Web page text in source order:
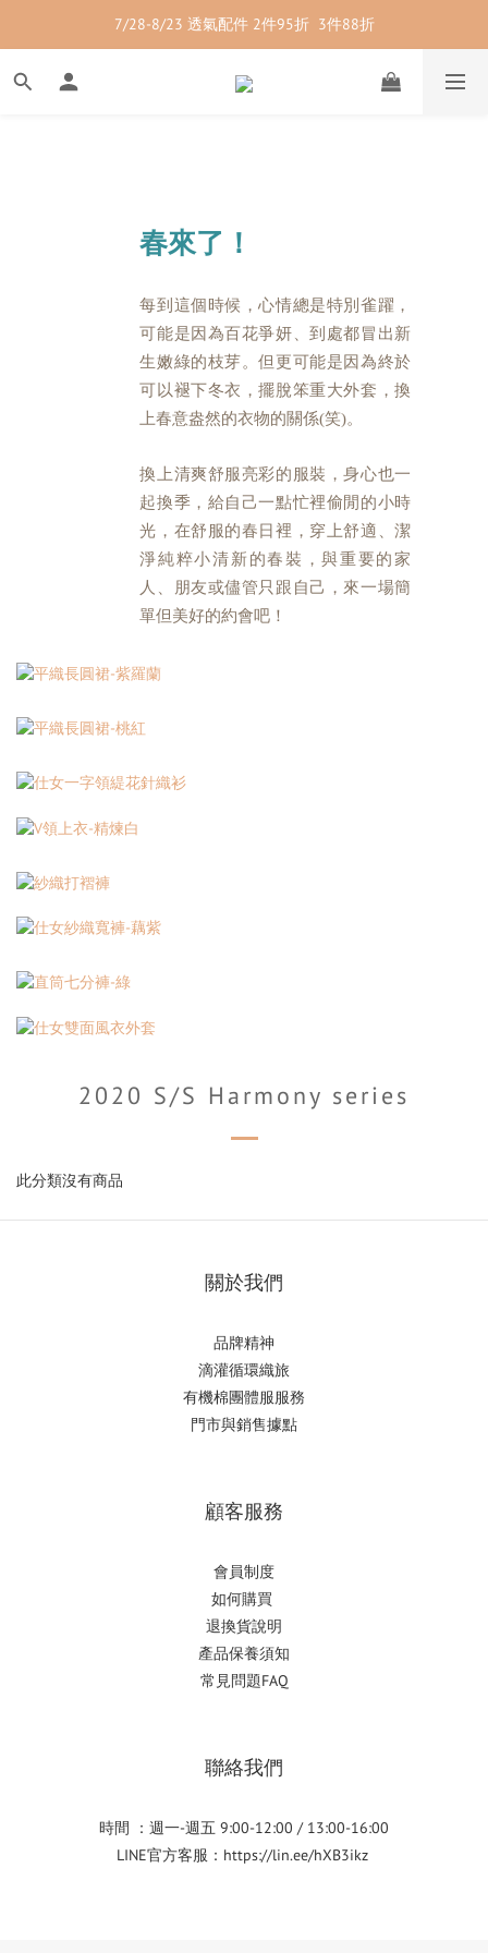
7/28-8/23 紳士內著 2件9折
7/28-8/23 透氣配件 2件95折  3件88折
7/28-8/23 紳士內著 2件9折
春來了！
每到這個時候，心情總是特別雀躍，
可能是因為百花爭妍、到處都冒出新
生嫩綠的枝芽。但更可能是因為終於
可以褪下冬衣，擺脫笨重大外套，換
上春意盎然的衣物的關係(笑)。
換上清爽舒服亮彩的服裝，身心也一
起換季， 給自己一點忙裡偷閒的小時
光，在舒服的春日裡，穿上舒適、潔
淨純粹小清新的春裝，與重要的家
人、朋友或儘管只跟自己，來一場簡
單但美好的約會吧！
2020 S/S Harmony series
此分類沒有商品
關於我們
品牌精神
滴灌循環織旅
有機棉團體服服務
門市與銷售據點
顧客服務
會員制度
如何購買
退換貨說明
產品保養須知
常見問題FAQ
聯絡我們
時間 ：週一-週五 9:00-12:00 / 13:00-16:00
LINE官方客服： https://lin.ee/hXB3ikz